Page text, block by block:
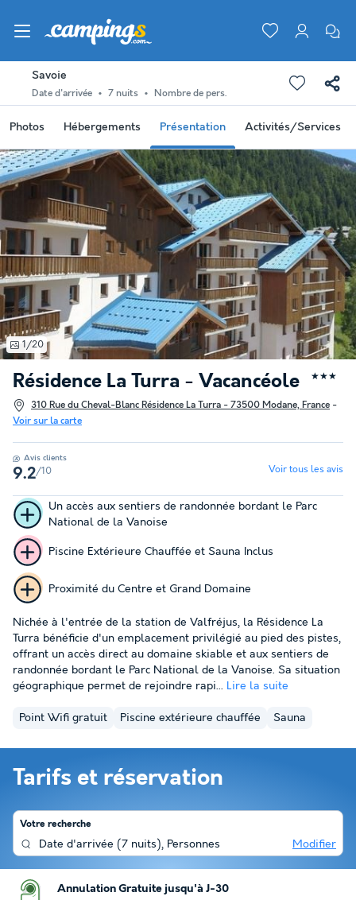
Savoie
Date d'arrivée 7 nuits Nombre de pers.
Photos Hébergements Présentation Activités/Services
Résidence La Turra - Vacancéole ★★★
310 Rue du Cheval-Blanc Résidence La Turra - 73500 Modane, France -
Voir sur la carte
1/20
Avis clients
9.2/10 Voir tous les avis
Un accès aux sentiers de randonnée bordant le Parc
National de la Vanoise
Piscine Extérieure Chauffée et Sauna Inclus
Proximité du Centre et Grand Domaine
Nichée à l'entrée de la station de Valfréjus, la Résidence La
Turra bénéficie d'un emplacement privilégié au pied des pistes,
offrant un accès direct au domaine skiable et aux sentiers de
randonnée bordant le Parc National de la Vanoise. Sa situation
géographique permet de rejoindre rapi... Lire la suite
Point Wifi gratuit Piscine extérieure chauffée Sauna
Tarifs et réservation
Votre recherche
Date d'arrivée (7 nuits), Personnes Modifier
Annulation Gratuite jusqu'à J-30